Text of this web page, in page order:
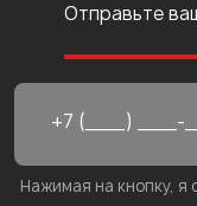
Отправьте
Нажимая на кнопку, я